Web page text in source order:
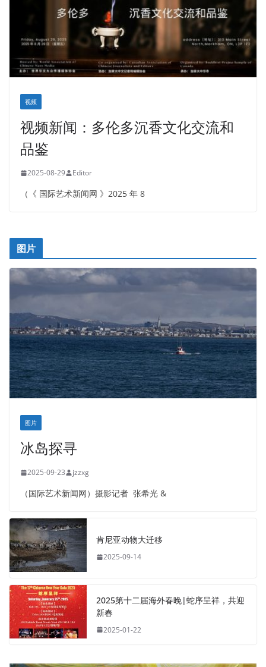
视频
视频新闻：多伦多沉香文化交流和
品鉴
2025-08-29 Editor
（《 国际艺术新闻网 》2025 年 8
图片
图片
冰岛探寻
2025-09-23 jzzxg
（国际艺术新闻网）摄影记者 张希光 &
肯尼亚动物大迁移
2025-09-14
2025第十二届海外春晚|蛇序呈祥，共迎
新春
2025-01-22